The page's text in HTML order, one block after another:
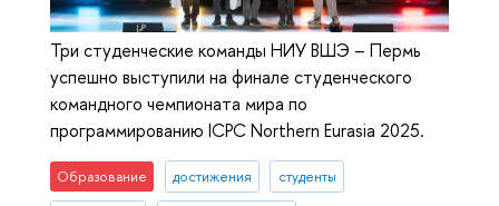
Три студенческие команды НИУ ВШЭ – Пермь
успешно выступили на финале студенческого
командного чемпионата мира по
программированию ICPC Northern Eurasia 2025.
Образование достижения студенты